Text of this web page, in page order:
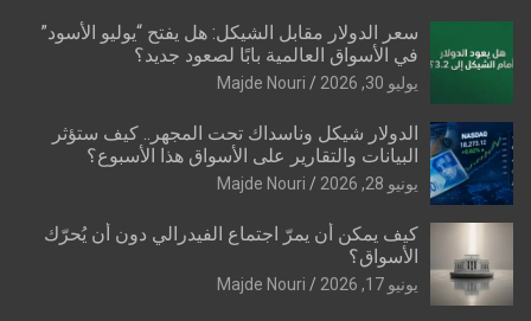
سعر الدولار مقابل الشيكل: هل يفتح “يوليو الأسود”
في الأسواق العالمية بابًا لصعود جديد؟
يوليو 30, 2026 Majde Nouri
الدولار شيكل وناسداك تحت المجهر.. كيف ستؤثر
البيانات والتقارير على الأسواق هذا الأسبوع؟
يونيو 28, 2026 Majde Nouri
كيف يمكن أن يمرّ اجتماع الفيدرالي دون أن يُحرّك
الأسواق؟
يونيو 17, 2026 Majde Nouri